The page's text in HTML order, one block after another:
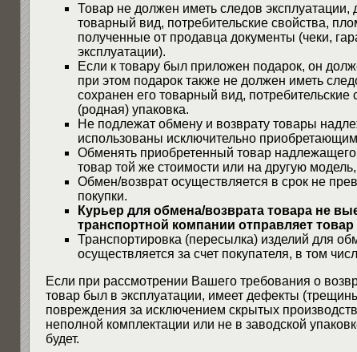
Товар не должен иметь следов
товарный вид, потребительские свойства,
полученные от продавца документы (чеки,
эксплуатации).
Если к товару был приложен подарок, он
при этом подарок также не должен иметь
сохранен его товарный вид,
(родная) упаковка.
Не подлежат обмену и возврату товары
использованы исключительно
Обменять приобретенный товар
товар той же стоимости или на другую
Обмен/возврат осуществляется в срок не
покупки.
Курьер для обмена/возврата товара не
транспортной компании отправляет
Транспортировка (пересылка) изделий для
осуществляется за счет покупателя, в том
Если при рассмотрении Вашего требования о
товар был в эксплуатации, имеет дефекты
повреждения за исключением скрытых
неполной комплектации или не в заводской
будет.